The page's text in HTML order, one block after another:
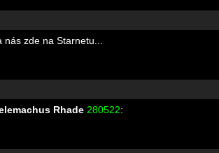
nás zde na Starnetu...
Rhade 280522: